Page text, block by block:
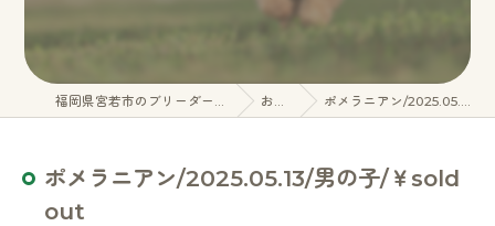
福岡県宮若市のブリーダーならドッグハウスRASA お知らせ ポメラニアン/2025.05.13/男の子/￥sold out
ポメラニアン/2025.05.13/男の子/￥sold
out